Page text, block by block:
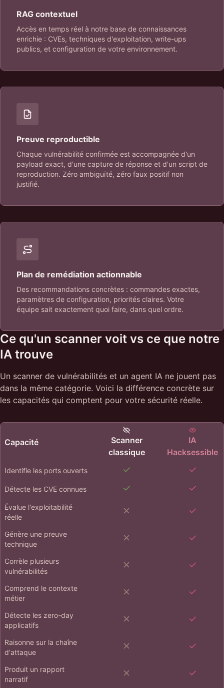
RAG contextuel
Accès en temps réel à notre base de connaissances
enrichie : CVEs, techniques d'exploitation, write-ups
publics, et configuration de votre environnement.
Preuve reproductible
Chaque vulnérabilité confirmée est accompagnée d'un
payload exact, d'une capture de réponse et d'un script de
reproduction. Zéro ambiguïté, zéro faux positif non
justifié.
Plan de remédiation actionnable
Des recommandations concrètes : commandes exactes,
paramètres de configuration, priorités claires. Votre
équipe sait exactement quoi faire, dans quel ordre.
Ce qu'un scanner voit vs ce que notre
IA trouve
Un scanner de vulnérabilités et un agent IA ne jouent pas
dans la même catégorie. Voici la différence concrète sur
les capacités qui comptent pour votre sécurité réelle.
Capacité
Scanner
classique
IA
Hacksessible
Identifie les ports ouverts
Détecte les CVE connues
Évalue l'exploitabilité
réelle
Génère une preuve
technique
Corrèle plusieurs
vulnérabilités
Comprend le contexte
métier
Détecte les zero-day
applicatifs
Raisonne sur la chaîne
d'attaque
Produit un rapport
narratif